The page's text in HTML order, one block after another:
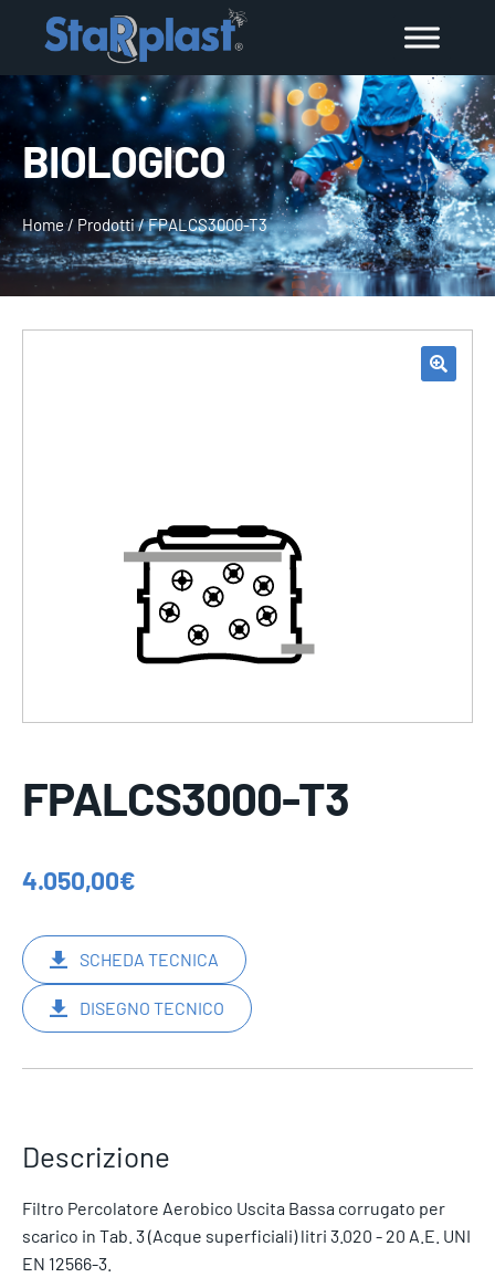
BIOLOGICO
Home/ Prodotti/FPALCS3000-T3
FPALCS3000-T3
4.050,00€
SCHEDA TECNICA
DISEGNO TECNICO
Descrizione
Filtro Percolatore Aerobico Uscita Bassa corrugato per
scarico in Tab. 3 (Acque superficiali) litri 3.020 - 20 A.E. UNI
EN 12566-3.